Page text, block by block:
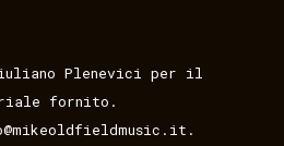
Plenevici per il
fornito.